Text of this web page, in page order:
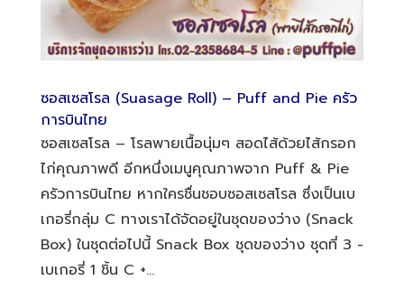
ซอสเซสโรล (Suasage Roll) – Puff and Pie ครัว
การบินไทย
ซอสเซสโรล – โรลพายเนื้อนุ่มๆ สอดไส้ด้วยไส้กรอก
ไก่คุณภาพดี อีกหนึ่งเมนูคุณภาพจาก Puff & Pie
ครัวการบินไทย หากใครชื่นชอบซอสเซสโรล ซึ่งเป็นเบ
เกอรี่กลุ่ม C ทางเราได้จัดอยู่ในชุดของว่าง (Snack
Box) ในชุดต่อไปนี้ Snack Box ชุดของว่าง ชุดที่ 3 -
เบเกอรี่ 1 ชิ้น C +...